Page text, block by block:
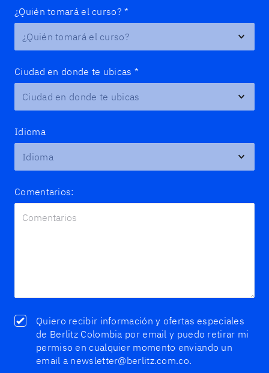
¿Quién tomará el curso? *
Ciudad en donde te ubicas *
Idioma
Comentarios:
Quiero recibir información y ofertas especiales
de Berlitz Colombia por email y puedo retirar mi
permiso en cualquier momento enviando un
email a newsletter@berlitz.com.co.